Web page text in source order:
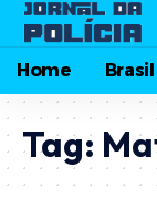
Home Brasil
Tag: